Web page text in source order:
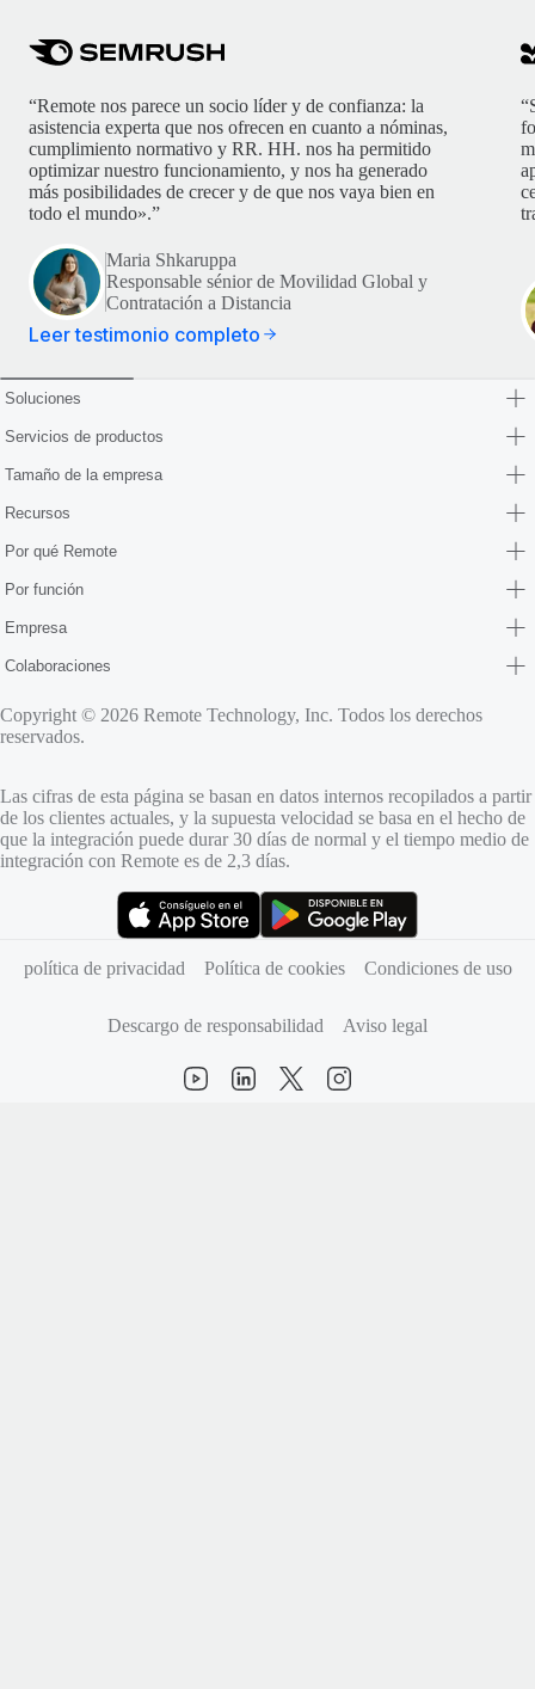
“Remote nos parece un socio líder y de confianza: la
asistencia experta que nos ofrecen en cuanto a nóminas,
cumplimiento normativo y RR. HH. nos ha permitido
optimizar nuestro funcionamiento, y nos ha generado
más posibilidades de crecer y de que nos vaya bien en
todo el mundo».”
Maria Shkaruppa
Responsable sénior de Movilidad Global y
Contratación a Distancia
Leer testimonio completo
Soluciones
Servicios de productos
Tamaño de la empresa
Recursos
Por qué Remote
Por función
Empresa
Colaboraciones
Copyright © 2026 Remote Technology, Inc. Todos los derechos
reservados.
Las cifras de esta página se basan en datos internos recopilados a partir
de los clientes actuales, y la supuesta velocidad se basa en el hecho de
que la integración puede durar 30 días de normal y el tiempo medio de
integración con Remote es de 2,3 días.
política de privacidad
Política de cookies Condiciones de uso
Descargo de responsabilidad Aviso legal